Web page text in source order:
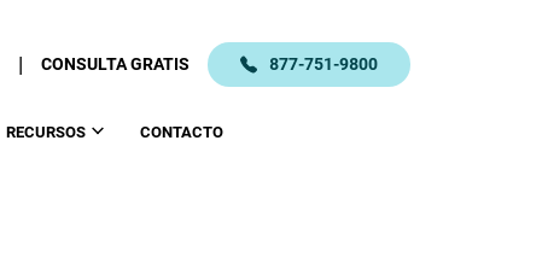
| CONSULTA GRATIS 877-751-9800
RECURSOS CONTACTO